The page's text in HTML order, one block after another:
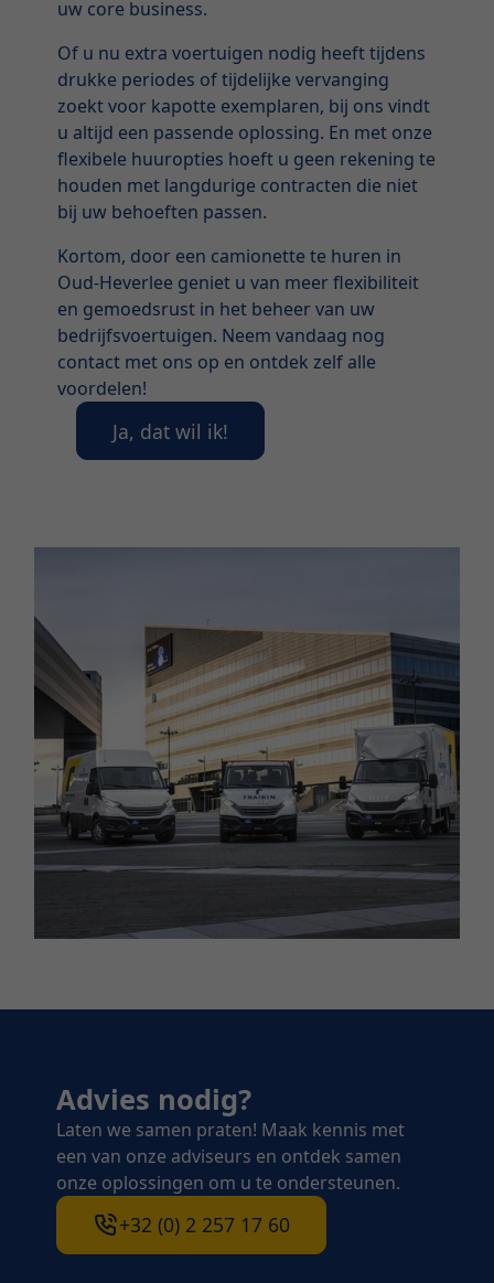
uw core business.
Of u nu extra voertuigen nodig heeft tijdens
drukke periodes of tijdelijke vervanging
zoekt voor kapotte exemplaren, bij ons vindt
u altijd een passende oplossing. En met onze
flexibele huuropties hoeft u geen rekening te
houden met langdurige contracten die niet
bij uw behoeften passen.
Kortom, door een camionette te huren in
Oud-Heverlee geniet u van meer flexibiliteit
en gemoedsrust in het beheer van uw
bedrijfsvoertuigen. Neem vandaag nog
contact met ons op en ontdek zelf alle
voordelen!
Ja, dat wil ik!
Advies nodig?
Laten we samen praten! Maak kennis met
een van onze adviseurs en ontdek samen
onze oplossingen om u te ondersteunen.
+32 (0) 2 257 17 60